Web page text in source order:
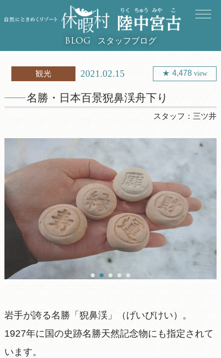
BLOG スタッフブログ
観光 2021.02.15 4,478view
名勝・日本百景猊鼻渓舟下り
スタッフ： 三ツ井
岩手が誇る名勝「猊鼻渓」（げいびけい）。
1927年に国の史跡名勝天然記念物にも指定されて
います。